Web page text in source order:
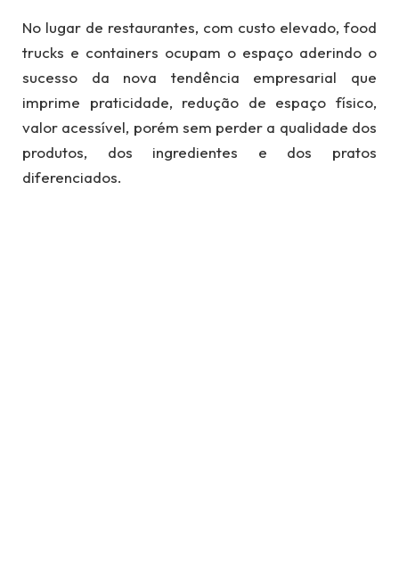
No lugar de restaurantes, com custo elevado, food
trucks e containers ocupam o espaço aderindo o
sucesso da nova tendência empresarial que
imprime praticidade, redução de espaço físico,
valor acessível, porém sem perder a qualidade dos
produtos, dos ingredientes e dos pratos
diferenciados.